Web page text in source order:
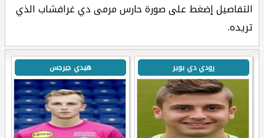
التفاصيل إضغط على صورة حارس مرمى دي غرافشاب الذي
تريده.
رودي دي بوير هيدي جيرجس